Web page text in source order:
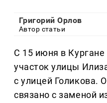
Григорий Орлов
Автор статьи
С 15 июня в
участок улицы
с улицей Голикова.
связано с заменой